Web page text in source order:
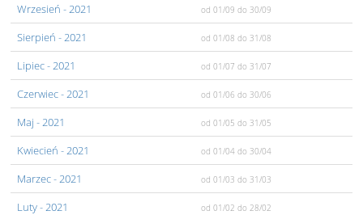
Wrzesień - 2021 od 01/09 do 30/09
Sierpień - 2021 od 01/08 do 31/08
Lipiec- 2021 od 01/07 do 31/07
Czerwiec- 2021 od 01/06 do 30/06
Maj - 2021 od 01/05 do 31/05
Kwiecień - 2021 od 01/04 do 30/04
Marzec- 2021 od 01/03 do 31/03
Luty- 2021 od 01/02 do 28/02